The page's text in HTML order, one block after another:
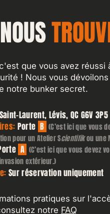
que vous avez réussi
! Nous vous
notre bunker secret.
Laurent, Lévis, QC G6V 3P5
Porte B (C’est ici que vous
pour un Atelier Scientifikou une
A (C’est ici que vous devez
extérieur.)
Sur réservation uniquement
pratiques sur
notre FAQ